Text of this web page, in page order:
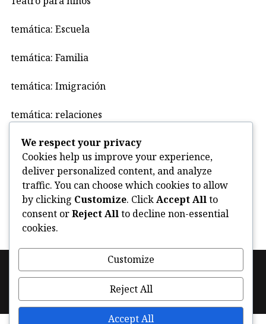
temática: Escuela
temática: Familia
temática: Imigración
temática: relaciones
Uncategorized
violencia
FooterPolítica de cookies (UE) Facebook
Instagram
Twitter
We respect your privacy
Cookies help us improve your experience,
deliver personalized content, and analyze
traffic. You can choose which cookies to allow
by clicking Customize. Click Accept All to
consent orReject All to decline non-essential
cookies.
Customize
Reject All
Accept All